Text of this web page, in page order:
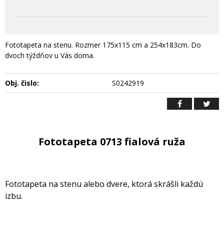
Fototapeta na stenu. Rozmer 175x115 cm a 254x183cm. Do
dvoch týždňov u Vás doma.
Obj. čislo: S0242919
Fototapeta 0713 fialová ruža
Fototapeta na stenu alebo dvere, ktorá skrášli každú
izbu.